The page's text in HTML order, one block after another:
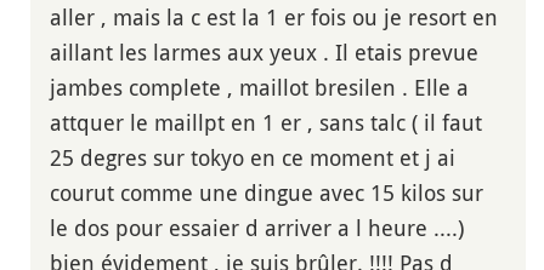
aller , mais la c est la 1 er fois ou je resort en
aillant les larmes aux yeux . Il etais prevue
jambes complete , maillot bresilen . Elle a
attquer le maillpt en 1 er , sans talc ( il faut
25 degres sur tokyo en ce moment et j ai
courut comme une dingue avec 15 kilos sur
le dos pour essaier d arriver a l heure ....)
bien évidement , je suis brûler. !!!! Pas d